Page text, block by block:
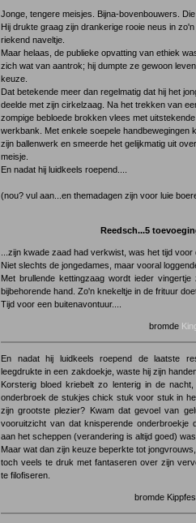
Jonge, tengere meisjes. Bijna-bovenbouwers.
Hij drukte graag zijn drankerige rooie neus in
riekend naveltje.
Maar helaas, de publieke opvatting van ethiek
zich wat van aantrok; hij dumpte ze gewoon
keuze.
Dat betekende meer dan regelmatig dat hij het
deelde met zijn cirkelzaag. Na het trekken van
zompige bebloede brokken vlees met
werkbank. Met enkele soepele handbewegingen
zijn ballenwerk en smeerde het gelijkmatig uit
meisje.
En nadat hij luidkeels roepend....
(nou? vul aan...en themadagen zijn voor luie
Reedsch...5
...zijn kwade zaad had verkwist, was het tijd voor
Niet slechts de jongedames, maar vooral
Met brullende kettingzaag wordt ieder
bijbehorende hand. Zo'n knekeltje in de frituur
Tijd voor een buitenavontuur....
bromde
En nadat hij luidkeels roepend de laatste
leegdrukte in een zakdoekje, waste hij zijn
Korsterig bloed kriebelt zo lenterig in de
onderbroek de stukjes chick stuk voor stuk in
zijn grootste plezier? Kwam dat gevoel van
vooruitzicht van dat knisperende onderbroekje
aan het scheppen (verandering is altijd goed)
Maar wat dan zijn keuze beperkte tot
toch veels te druk met fantaseren over zijn
te filofiseren.
bromde